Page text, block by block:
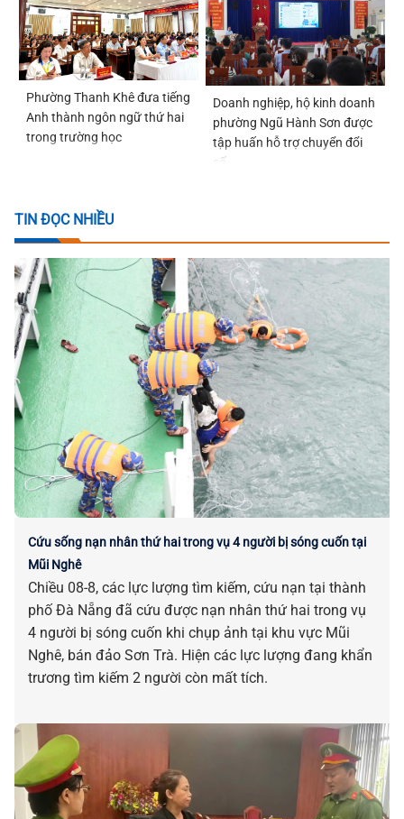
Phường Thanh Khê đưa tiếng
Anh thành ngôn ngữ thứ hai
trong trường học
Doanh nghiệp, hộ kinh doanh
phường Ngũ Hành Sơn được
tập huấn hỗ trợ chuyển đổi
số
TIN ĐỌC NHIỀU
Cứu sống nạn nhân thứ hai trong vụ 4 người bị sóng cuốn tại
Mũi Nghê
Chiều 08-8, các lực lượng tìm kiếm, cứu nạn tại thành
phố Đà Nẵng đã cứu được nạn nhân thứ hai trong vụ
4 người bị sóng cuốn khi chụp ảnh tại khu vực Mũi
Nghê, bán đảo Sơn Trà. Hiện các lực lượng đang khẩn
trương tìm kiếm 2 người còn mất tích.